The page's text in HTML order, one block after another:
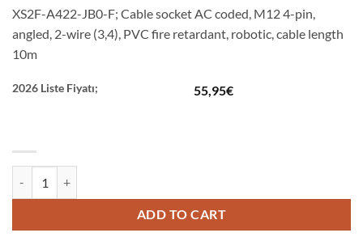
XS2F-A422-JB0-F; Cable socket AC coded, M12 4-pin,
angled, 2-wire (3,4), PVC fire retardant, robotic, cable length
10m
2026 Liste Fiyatı; 55,95€
ADD TO CART